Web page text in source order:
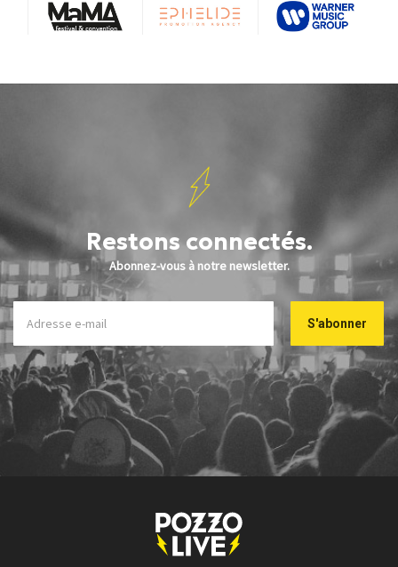
Restons connectés.
Abonnez-vous à notre newsletter.